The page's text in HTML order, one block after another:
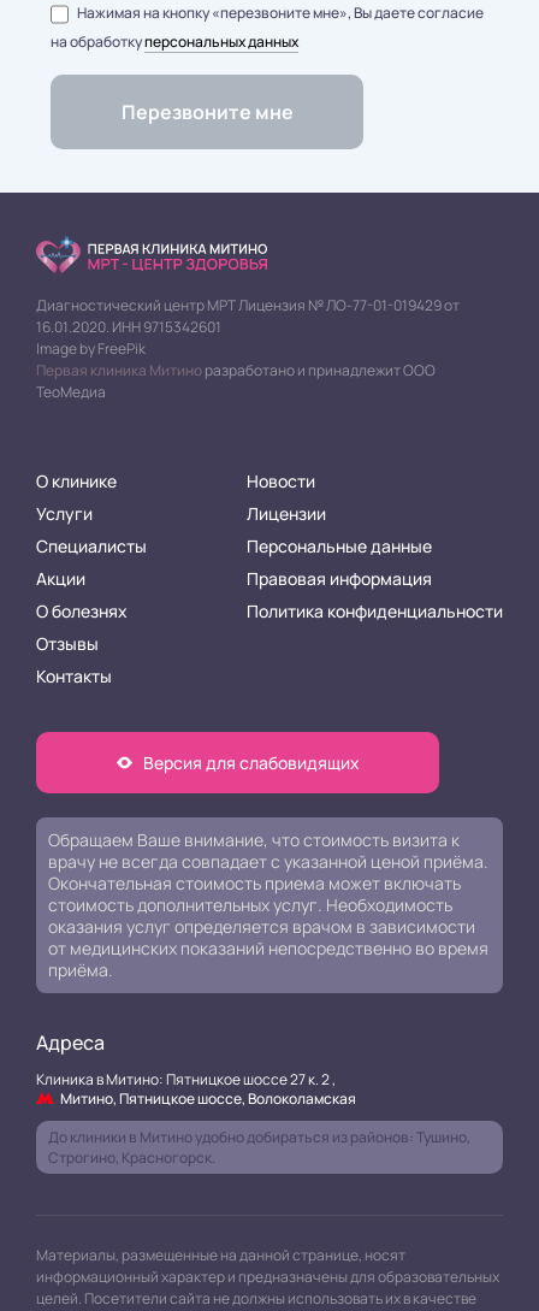
Нажимая на кнопку «перезвоните мне», Вы даете согласие
на обработкуперсональных данных
Диагностический центр МРТ Лицензия № ЛО-77-01-019429 от
16.01.2020. ИНН 9715342601
Image by FreePik
Первая клиника Митиноразработано и принадлежит ООО
ТеоМедиа
О клинике
Услуги
Специалисты
Акции
О болезнях
Отзывы
Контакты
Новости
Лицензии
Персональные данные
Правовая информация
Политика конфиденциальности
Версия для слабовидящих
Обращаем Ваше внимание, что стоимость визита к
врачу не всегда совпадает с указанной ценой приёма.
Окончательная стоимость приема может включать
стоимость дополнительных услуг. Необходимость
оказания услуг определяется врачом в зависимости
от медицинских показаний непосредственно во время
приёма.
Адреса
Клиника в Митино: Пятницкое шоссе 27 к. 2 ,
Митино, Пятницкое шоссе, Волоколамская
До клиники в Митино удобно добираться из районов: Тушино,
Строгино, Красногорск.
Материалы, размещенные на данной странице, носят
информационный характер и предназначены для образовательных
целей. Посетители сайта не должны использовать их в качестве